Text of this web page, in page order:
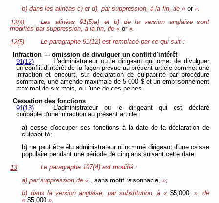
b) dans les alinéas c) et d), par suppression, à la fin, de « or».
12(4)
Les alinéas 91(5)a) et b) de la version anglaise sont
modifiés par suppression, à la fin, de « or ».
12(5)
Le paragraphe 91(12) est remplacé par ce qui suit :
Infraction — omission de divulguer un conflit d'intérêt
91(12)
L'administrateur ou le dirigeant qui omet de divulguer
un conflit d'intérêt de la façon prévue au présent article commet une
infraction et encourt, sur déclaration de culpabilité par procédure
sommaire, une amende maximale de 5 000 $ et un emprisonnement
maximal de six mois, ou l'une de ces peines.
Cessation des fonctions
91(13)
L'administrateur ou le dirigeant qui est déclaré
coupable d'une infraction au présent article :
a) cesse d'occuper ses fonctions à la date de la déclaration de
culpabilité;
b) ne peut être élu administrateur ni nommé dirigeant d'une caisse
populaire pendant une période de cinq ans suivant cette date.
13
Le paragraphe 107(4) est modifié :
a) par suppression de « , sans motif raisonnable,»;
b) dans la version anglaise, par substitution, à « $5,000. », de
« $5,000».